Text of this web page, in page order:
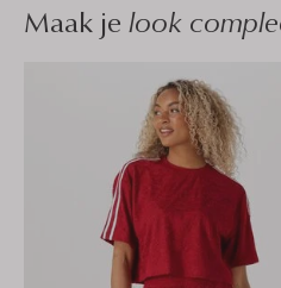
Maak je look